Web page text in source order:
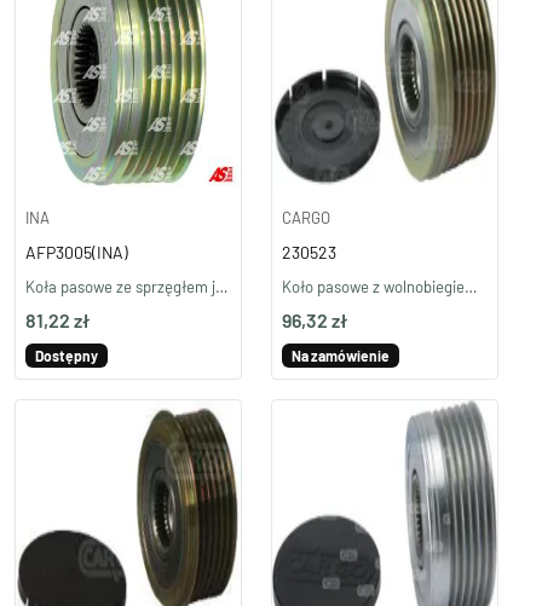
INA
AFP3005(INA)
Koła pasowe ze sprzęgłem jednokierunkowym AFP3005(INA)
81,22 zł
Dostępny
CARGO
230523
Koło pasowe z wolnobiegiem 230523 (produkt INA)
96,32 zł
Na zamówienie